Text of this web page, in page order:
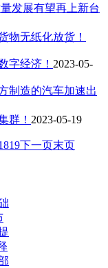
发展有望再上新台
物无纸化放货！
字经济！ 2023-05-
制造的汽车加速出
群！ 2023-05-19
19下一页末页